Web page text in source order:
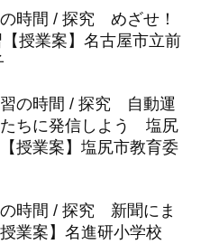
時間 / 探究 めざせ！
授業案】名古屋市立前
の時間 / 探究 自動運
ちに発信しよう 塩尻
授業案】塩尻市教育委
時間 / 探究 新聞にま
業案】名進研小学校